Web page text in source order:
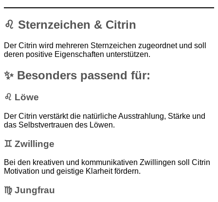
♌ Sternzeichen & Citrin
Der Citrin wird mehreren Sternzeichen zugeordnet und soll
deren positive Eigenschaften unterstützen.
✨ Besonders passend für:
♌ Löwe
Der Citrin verstärkt die natürliche Ausstrahlung, Stärke und
das Selbstvertrauen des Löwen.
♊ Zwillinge
Bei den kreativen und kommunikativen Zwillingen soll Citrin
Motivation und geistige Klarheit fördern.
♍ Jungfrau